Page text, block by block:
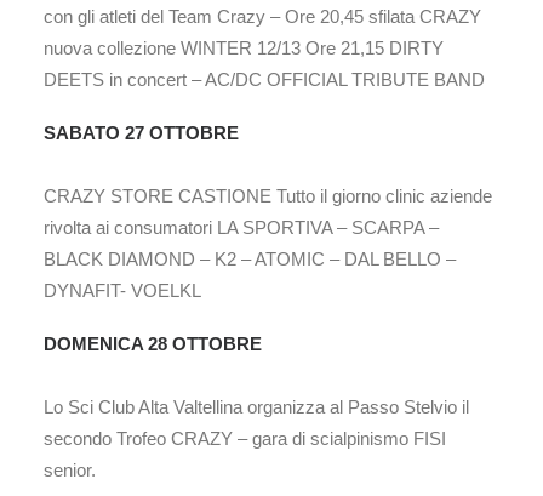
con gli atleti del Team Crazy – Ore 20,45 sfilata CRAZY
nuova collezione WINTER 12/13 Ore 21,15 DIRTY
DEETS in concert – AC/DC OFFICIAL TRIBUTE BAND
SABATO 27 OTTOBRE
CRAZY STORE CASTIONE Tutto il giorno clinic aziende
rivolta ai consumatori LA SPORTIVA – SCARPA –
BLACK DIAMOND – K2 – ATOMIC – DAL BELLO –
DYNAFIT- VOELKL
DOMENICA 28 OTTOBRE
Lo Sci Club Alta Valtellina organizza al Passo Stelvio il
secondo Trofeo CRAZY – gara di scialpinismo FISI
senior.